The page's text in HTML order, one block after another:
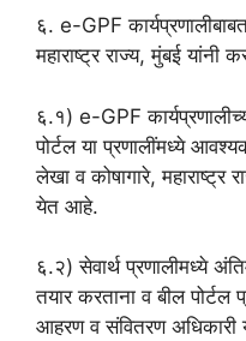
६. e-GPF
महाराष्ट्र राज्य, मुंबई यांनी
६.१) e-GPF
पोर्टल या प्रणालींमध्ये
लेखा व कोषागारे, महाराष्ट्र
येत आहे.
६.२) सेवार्थ प्रणालीमध्ये
तयार करताना व बील पोर्टल
आहरण व संवितरण